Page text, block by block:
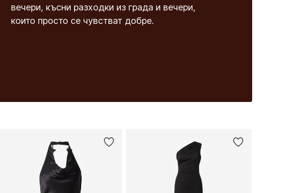
вечери, късни разходки из града и вечери,
които просто се чувстват добре.